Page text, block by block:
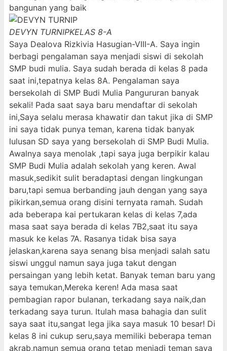
bangunan yang baik
DEVYN TURNIPKELAS 8-A
Saya Dealova Rizkivia Hasugian-VIII-A. Saya ingin
berbagi pengalaman saya menjadi siswi di sekolah
SMP budi mulia. Saya sudah berada di kelas 8 pada
saat ini,tepatnya kelas 8A. Pengalaman saya
bersekolah di SMP Budi Mulia Pangururan banyak
sekali! Pada saat saya baru mendaftar di sekolah
ini,Saya selalu merasa khawatir dan takut jika di SMP
ini saya tidak punya teman, karena tidak banyak
lulusan SD saya yang bersekolah di SMP Budi Mulia.
Awalnya saya menolak ,tapi saya juga berpikir kalau
SMP Budi Mulia adalah sekolah yang keren. Awal
masuk,sedikit sulit beradaptasi dengan lingkungan
baru,tapi semua berbanding jauh dengan yang saya
pikirkan,semua orang disini ternyata ramah. Sudah
ada beberapa kai pertukaran kelas di kelas 7,ada
masa saat saya berada di kelas 7B2,saat itu saya
masuk ke kelas 7A. Rasanya tidak bisa saya
jelaskan,karena saya senang bisa menjadi salah satu
siswi unggul namun saya juga takut dengan
persaingan yang lebih ketat. Banyak teman baru yang
saya temukan,Mereka keren! Ada masa saat
pembagian rapor bulanan, terkadang saya naik,dan
terkadang saya turun. Itulah masa bahagia dan sulit
saya saat itu,sangat lega jika saya masuk 10 besar! Di
kelas 8 ini cukup seru,saya memiliki beberapa teman
akrab,namun semua orang tetap menjadi teman saya